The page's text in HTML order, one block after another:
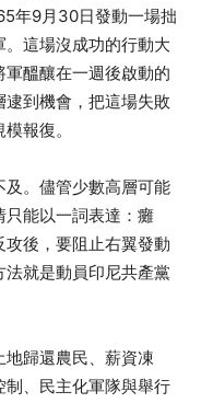
年9月30日發動一場拙
這場沒成功的行動大
醞釀在一週後啟動的
到機會，把這場失敗
報復。
。儘管少數高層可能
能以一詞表達：癱
後，要阻止右翼發動
就是動員印尼共產黨
歸還農民、薪資凍
、民主化軍隊與舉行